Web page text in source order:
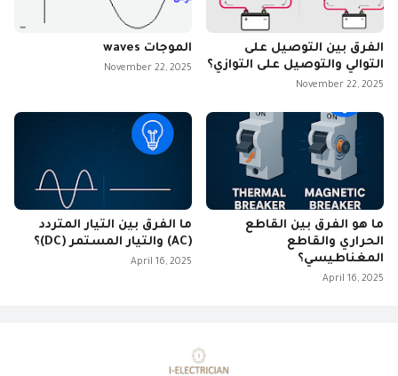
الفرق بين التوصيل على
التوالي والتوصيل على التوازي؟
November 22, 2025
الموجات waves
November 22, 2025
ما هو الفرق بين القاطع
الحراري والقاطع
المغناطيسي؟
April 16, 2025
ما الفرق بين التيار المتردد
(AC) والتيار المستمر (DC)؟
April 16, 2025